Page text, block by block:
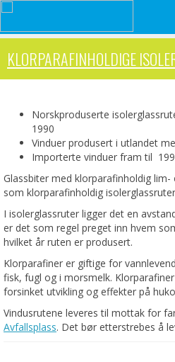
KLORPARAFINHOLDIGE
Norskproduserte
1990
Vinduer produsert i utlandet
Importerte vinduer fram til
Glassbiter med klorparafinholdig
som klorparafinholdig
I isolerglassruter ligger det en
er det som regel preget inn hvem
hvilket år ruten er produsert.
Klorparafiner er giftige for
fisk, fugl og i morsmelk.
forsinket utvikling og effekter på
Vindusrutene leveres til mottak for
Avfallsplass. Det bør etterstrebes å